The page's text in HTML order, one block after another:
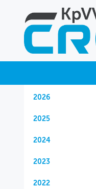
NIEUWS
KENNIS
NETWERK V&V
2026
2025
2024
2023
2022